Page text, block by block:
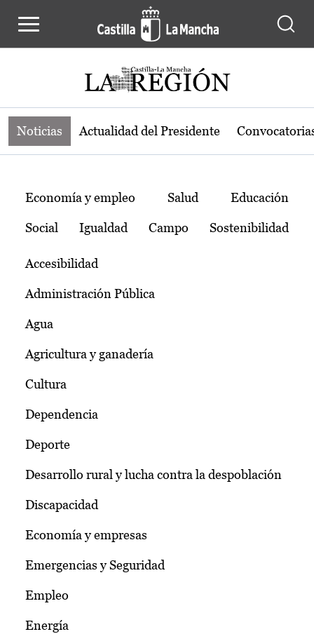
Noticias de la región de Castilla-La
Noticias Actualidad del Presidente
Temas
Economía y empleo Salud Educación
Social Igualdad Campo Sostenibilidad
Accesibilidad
Administración Pública
Agua
Agricultura y ganadería
Cultura
Dependencia
Deporte
Desarrollo rural y lucha contra la despoblación
Discapacidad
Economía y empresas
Emergencias y Seguridad
Empleo
Energía